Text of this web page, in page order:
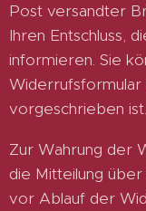
Post versandter
Ihren Entschluss,
informieren. Sie
Widerrufsformular
vorgeschrieben ist.
Zur Wahrung der
die Mitteilung
vor Ablauf der